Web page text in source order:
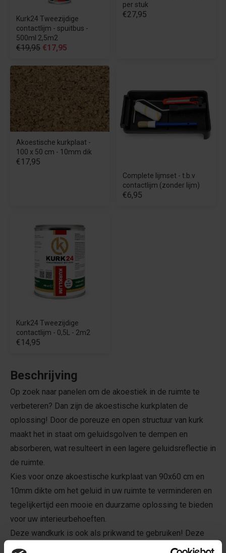
Kurk24 Tweezijdige
contactlijm - spuitbus -
500ml 2,5m2
€19,95 €17,95
per stuk
€27,95
Akoestische kurkplaat -
100 x 50 cm - 10mm dik
€17,95
Complete lijmset - t.b.v
contactlijm (zonder lijm)
€6,95
Kurk24 Tweezijdige
contactlijm - 0,5L - 2m2
€14,95
Beschrijving
Op zoek naar panelen om de akoestiek in de ruimte te
verbeteren? Dan zijn de akoestische kurkplaten de
oplossing! Door de poreuze en open structuur van kurk
maakt het in staat om geluidsgolven te dempen en
absorberen, wat resulteert in een lagere geluidsreflectie in
de ruimte.
Kies voor onze akoestische kurkplaat van 90x60 cm en
10mm dikte om het geluid in uw ruimte te verminderen en
tegelijkertijd een mooie en duurzame oplossing te bieden
voor uw interieurbehoeften.
Deze wandkurk is ook als prikwand te gebruiken! Deze
akoestische kurktegels zijn te verlijmen met onze